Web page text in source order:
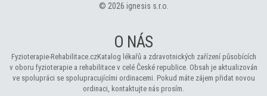
© 2026 ignesis s.r.o.
O NÁS
Fyzioterapie-Rehabilitace.czKatalog lékařů a zdravotnických zařízení působících
v oboru fyzioterapie a rehabilitace v celé České republice. Obsah je aktualizován
ve spolupráci se spolupracujícími ordinacemi. Pokud máte zájem přidat novou
ordinaci, kontaktujte nás prosím.